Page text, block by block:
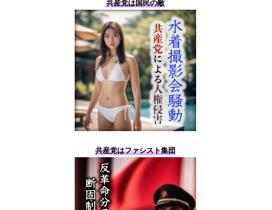
共産党は国民の敵
共産党はファシスト集団